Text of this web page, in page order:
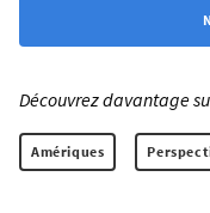
Découvrez davantage
Amériques